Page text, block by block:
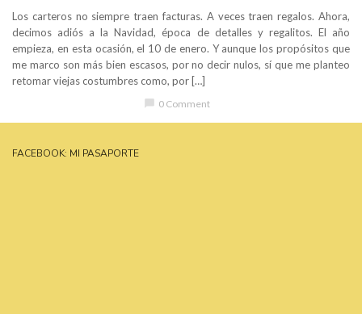
Los carteros no siempre traen facturas. A veces traen regalos. Ahora,
decimos adiós a la Navidad, época de detalles y regalitos. El año
empieza, en esta ocasión, el 10 de enero. Y aunque los propósitos que
me marco son más bien escasos, por no decir nulos, sí que me planteo
retomar viejas costumbres como, por […]
chat_bubble 0 Comment
FACEBOOK: MI PASAPORTE